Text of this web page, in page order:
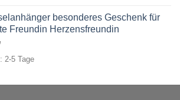
26,50 €
14,95 €.
besonderes Geschenk für
Freundin Herzensfreundin
2-5 Tage